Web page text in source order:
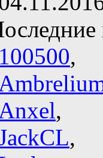
100500,
,
,